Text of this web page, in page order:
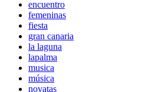
encuentro
femeninas
fiesta
gran canaria
la laguna
lapalma
musica
música
novatas